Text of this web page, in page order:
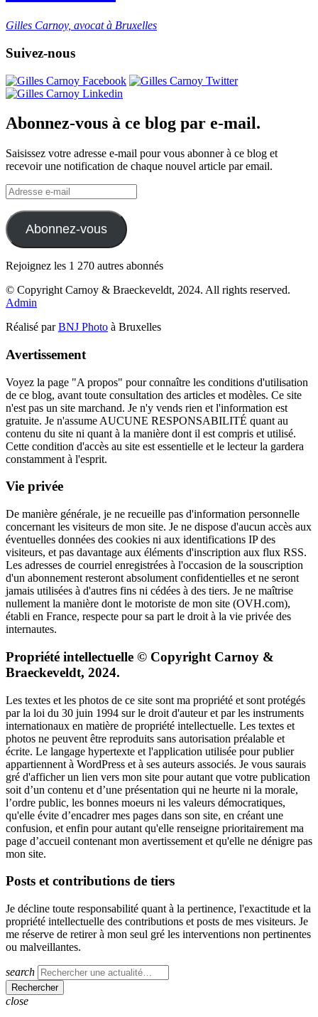
Gilles Carnoy, avocat à Bruxelles
Suivez-nous
Abonnez-vous à ce blog par e-mail.
Saisissez votre adresse e-mail pour vous abonner à ce blog et
recevoir une notification de chaque nouvel article par email.
Adresse
e-
mail
Abonnez-vous
Rejoignez les 1 270 autres abonnés
© Copyright Carnoy & Braeckeveldt, 2024. All rights reserved.
Admin
Réalisé parBNJ Photo à Bruxelles
Avertissement
Voyez la page "A propos" pour connaître les conditions d'utilisation
de ce blog, avant toute consultation des articles et modèles. Ce site
n'est pas un site marchand. Je n'y vends rien et l'information est
gratuite. Je n'assume AUCUNE RESPONSABILITÉ quant au
contenu du site ni quant à la manière dont il est compris et utilisé.
Cette condition d'accès au site est essentielle et le lecteur la gardera
constamment à l'esprit.
Vie privée
De manière générale, je ne recueille pas d'information personnelle
concernant les visiteurs de mon site. Je ne dispose d'aucun accès aux
éventuelles données des cookies ni aux identifications IP des
visiteurs, et pas davantage aux éléments d'inscription aux flux RSS.
Les adresses de courriel enregistrées à l'occasion de la souscription
d'un abonnement resteront absolument confidentielles et ne seront
jamais utilisées à d'autres fins ni cédées à des tiers. Je ne maîtrise
nullement la manière dont le motoriste de mon site (OVH.com),
établi en France, respecte pour sa part le droit à la vie privée des
internautes.
Propriété intellectuelle © Copyright Carnoy &
Braeckeveldt, 2024.
Les textes et les photos de ce site sont ma propriété et sont protégés
par la loi du 30 juin 1994 sur le droit d'auteur et par les instruments
internationaux en matière de propriété intellectuelle. Les textes et
photos ne peuvent être reproduits sans autorisation préalable et
écrite. Le langage hypertexte et l'application utilisée pour publier
appartiennent à WordPress et à ses auteurs associés. Je vous saurais
gré d'afficher un lien vers mon site pour autant que votre publication
soit d’un contenu et d’une présentation qui ne heurte ni la morale,
l’ordre public, les bonnes moeurs ni les valeurs démocratiques,
qu'elle évite d’encadrer mes pages dans son site, en créant une
confusion, et enfin pour autant qu'elle renseigne prioritairement ma
page d’accueil contenant mon avertissement et qu'elle ne dénigre pas
mon site.
Posts et contributions de tiers
Je décline toute responsabilité quant à la pertinence, l'exactitude et la
propriété intellectuelle des contributions et posts de mes visiteurs. Je
me réserve de retirer à mon seul gré les interventions non pertinentes
ou malveillantes.
search
close